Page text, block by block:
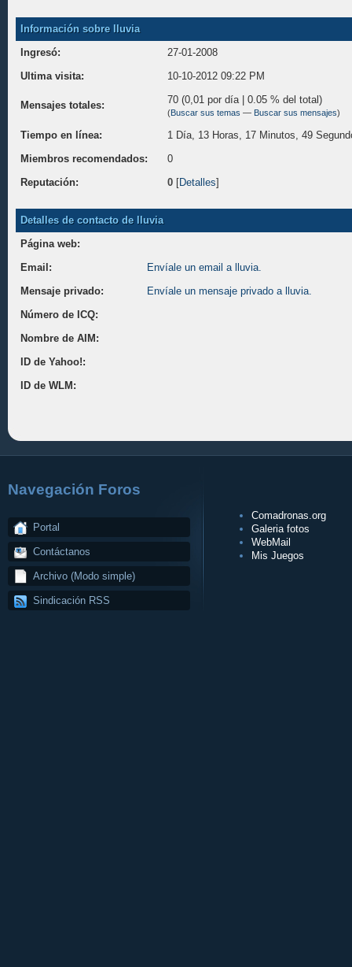
Información sobre lluvia
Ingresó:
27-01-2008
Ultima visita:
10-10-2012 09:22 PM
Mensajes totales: 70 (0,01 por día | 0.05 % del total)
(Buscar sus temas — Buscar sus mensajes)
Tiempo en línea:
1 Día, 13 Horas, 17 Minutos, 49
Miembros recomendados:
0
Reputación:
0 [Detalles]
Detalles de contacto de lluvia
Página web:
Email:
Envíale un email a lluvia.
Mensaje privado:
Envíale un mensaje privado a lluvia.
Número de ICQ:
Nombre de AIM:
ID de Yahoo!:
ID de WLM:
Navegación Foros
Portal
Contáctanos
Archivo (Modo simple)
Sindicación RSS
Comadronas.org
Galeria fotos
WebMail
Mis Juegos